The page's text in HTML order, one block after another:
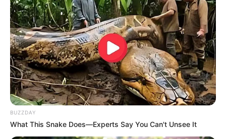
Devolução será por ordem de adesão em parcela única
corrigida.
Fonte: Agência Brasil
APOSENTADORIA 22/07/2025
ShareFacebookWhatsAppTelegramMessenger
X
BUZZDAY
What This Snake Does—Experts Say You Can't Unsee It